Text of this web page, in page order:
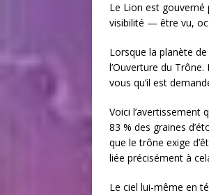
Le Lion est gouverné
visibilité — être vu,
Lorsque la planète
l’Ouverture du
vous qu’il est
Voici l’avertissement
83 % des graines
que le trône exige
liée précisément à
Le ciel lui-même en